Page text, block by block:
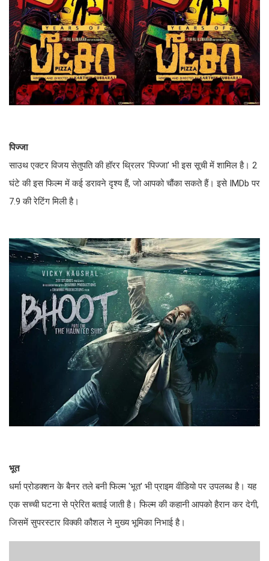
पिज्जा
साउथ एक्टर विजय सेतुपति की हॉरर थ्रिलर 'पिज्जा' भी इस सूची में शामिल है। 2
घंटे की इस फिल्म में कई डरावने दृश्य हैं, जो आपको चौंका सकते हैं। इसे IMDb पर
7.9 की रेटिंग मिली है।
भूत
धर्मा प्रोडक्शन के बैनर तले बनी फिल्म 'भूत' भी प्राइम वीडियो पर उपलब्ध है। यह
एक सच्ची घटना से प्रेरित बताई जाती है। फिल्म की कहानी आपको हैरान कर देगी,
जिसमें सुपरस्टार विक्की कौशल ने मुख्य भूमिका निभाई है।